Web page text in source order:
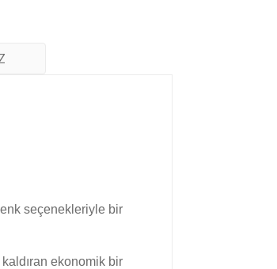
seçenekleriyle bir
ekonomik bir